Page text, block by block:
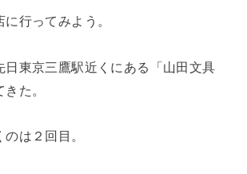
行ってみよう。
日東京三鷹駅近くにある「山田文具
た。
は２回目。